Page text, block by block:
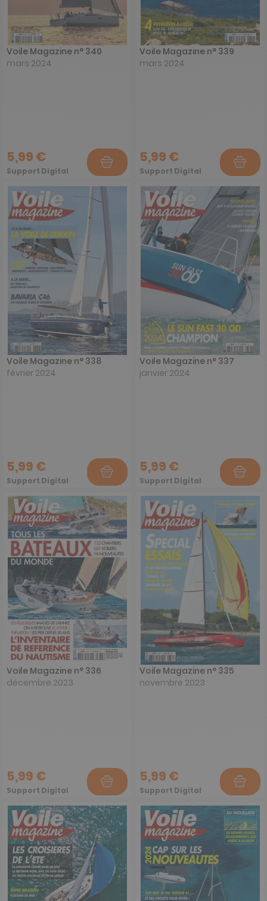
Voile Magazine n° 340
mars 2024
5,99 €
Support Digital
Voile Magazine n° 339
mars 2024
5,99 €
Support Digital
Voile Magazine n° 338
février 2024
5,99 €
Support Digital
Voile Magazine n° 337
janvier 2024
5,99 €
Support Digital
Voile Magazine n° 336
décembre 2023
5,99 €
Support Digital
Voile Magazine n° 335
novembre 2023
5,99 €
Support Digital